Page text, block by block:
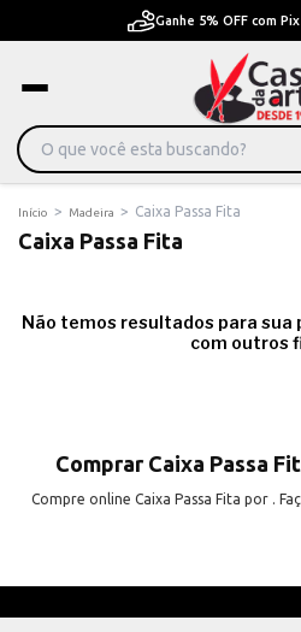
Ganhe 5% OFF com
Início > Madeira > Caixa Passa Fita
Caixa Passa Fita
Não temos resultados para sua
com outros
Comprar Caixa Passa
Compre online Caixa Passa Fita por .